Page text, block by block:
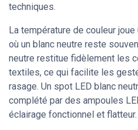
techniques.
La température de couleur
où un blanc neutre reste
neutre restitue fidèlement les
textiles, ce qui facilite les
rasage. Un spot LED blanc
complété par des ampoules
éclairage fonctionnel et flatteur.